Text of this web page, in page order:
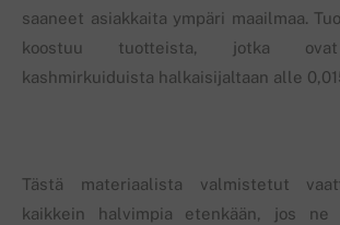
saaneet asiakkaita ympäri maailmaa.
koostuu tuotteista, jotka ovat
kashmirkuiduista halkaisijaltaan alle
Tästä materiaalista valmistetut
kaikkein halvimpia etenkään, jos ne